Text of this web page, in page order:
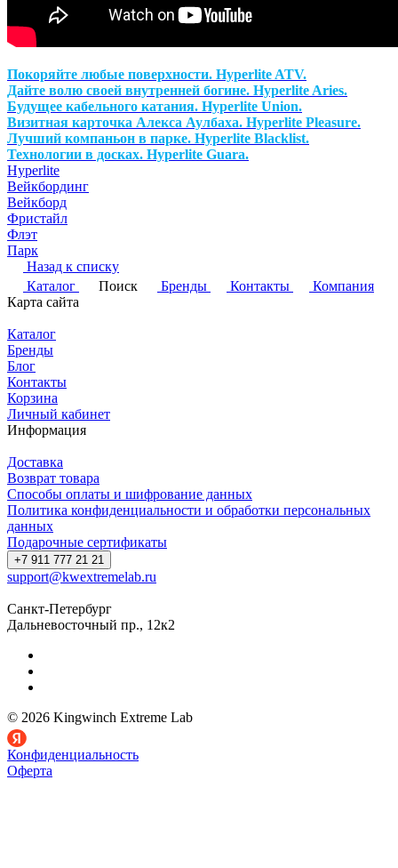
Покоряйте любые поверхности. Hyperlite ATV.
Дайте волю своей внутренней богине. Hyperlite Aries.
Будущее кабельного катания. Hyperlite Union.
Визитная карточка Алекса Аулбаха. Hyperlite Pleasure.
Лучший компаньон в парке. Hyperlite Blacklist.
Технологии в досках. Hyperlite Guara.
Hyperlite
Вейкбординг
Вейкборд
Фристайл
Флэт
Парк
Назад к списку
Каталог
Поиск Бренды Контакты
Компания
Карта сайта
Каталог
Бренды
Блог
Контакты
Корзина
Личный кабинет
Информация
Доставка
Возврат товара
Способы оплаты и шифрование данных
Политика конфиденциальности и обработки персональных
данных
Подарочные сертификаты
+7 911 777 21 21
support@kwextremelab.ru
Санкт-Петербург
Дальневосточный пр., 12к2
© 2026 Kingwinch Extreme Lab
Конфиденциальность
Оферта